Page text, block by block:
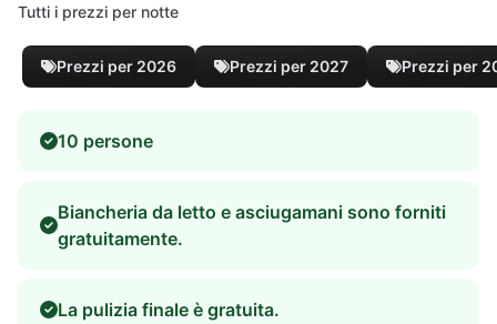
Tutti i prezzi per notte
Prezzi per 2026 Prezzi per 2027 Prezzi per
10 persone
Biancheria da letto e asciugamani sono forniti
gratuitamente.
La pulizia finale è gratuita.